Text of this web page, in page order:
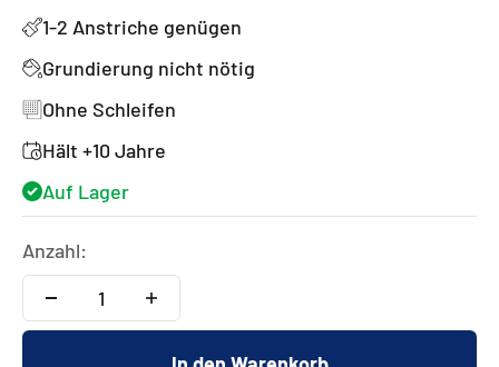
1-2 Anstriche genügen
Grundierung nicht nötig
Ohne Schleifen
Hält +10 Jahre
Auf Lager
Anzahl: